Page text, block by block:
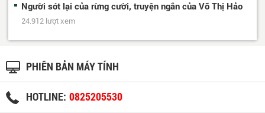
Người sót lại của rừng cười, truyện ngắn của Võ Thị Hảo
24.912 lượt xem
PHIÊN BẢN MÁY TÍNH
HOTLINE: 0825205530